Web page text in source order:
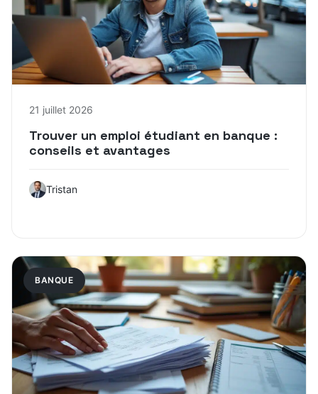
21 juillet 2026
Trouver un emploi étudiant en banque :
conseils et avantages
Tristan
BANQUE